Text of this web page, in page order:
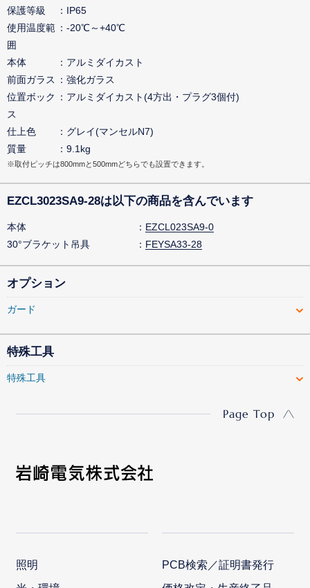
保護等級
IP65
使用温度範
囲
-20℃～+40℃
本体
アルミダイカスト
前面ガラス
強化ガラス
位置ボック
ス
アルミダイカスト(4方出・プラグ3個付)
仕上色
グレイ(マンセルN7)
質量
9.1kg
※取付ピッチは800mmと500mmどちらでも設置できます。
EZCL3023SA9-28は以下の商品を含んでいます
本体
EZCL023SA9-0
30°ブラケット吊具
FEYSA33-28
オプション
ガード
特殊工具
特殊工具
Page Top
照明
PCB検索／証明書発行